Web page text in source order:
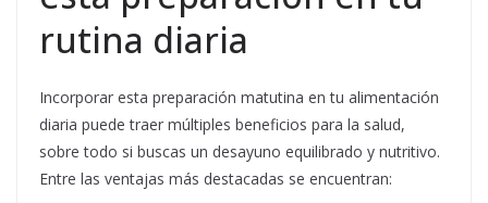
rutina diaria
Incorporar esta preparación matutina en tu alimentación
diaria puede traer múltiples beneficios para la salud,
sobre todo si buscas un desayuno equilibrado y nutritivo.
Entre las ventajas más destacadas se encuentran: